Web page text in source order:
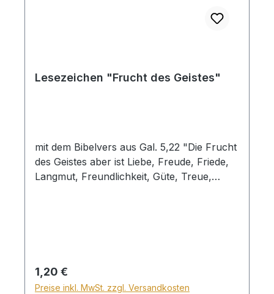
Lesezeichen "Frucht des Geistes"
mit dem Bibelvers aus Gal. 5,22 "Die Frucht
des Geistes aber ist Liebe, Freude, Friede,
Langmut, Freundlichkeit, Güte, Treue,
Regulärer Preis:
1,20 €
Preise inkl. MwSt. zzgl. Versandkosten